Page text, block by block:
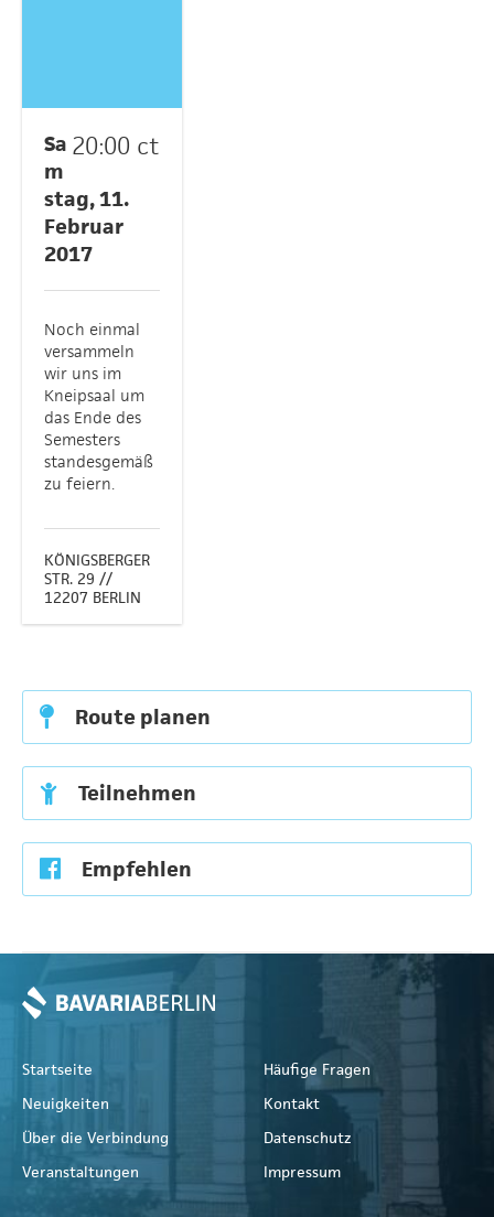
20:00 ct
Sa
m
stag, 11.
Februar
2017
Noch einmal
versammeln
wir uns im
Kneipsaal um
das Ende des
Semesters
standesgemäß
zu feiern.
KÖNIGSBERGER
STR. 29 //
12207 BERLIN
Route planen
Teilnehmen
Empfehlen
Startseite
Neuigkeiten
Über die Verbindung
Veranstaltungen
Häufige Fragen
Kontakt
Datenschutz
Impressum